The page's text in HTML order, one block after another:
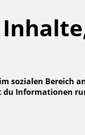
Bereich
Informationen